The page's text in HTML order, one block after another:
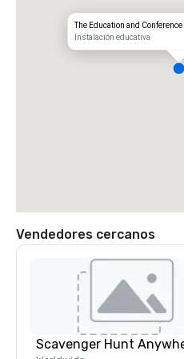
The Education and
Instalación educativa
Vendedores cercanos
Scavenger Hunt